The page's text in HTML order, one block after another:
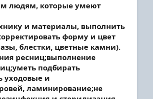
людям, которые умеют
и материалы, выполнить
форму и цвет
блестки, цветные камни).
ресниц;выполнение
подбирать
уходовые и
ламинирование;не